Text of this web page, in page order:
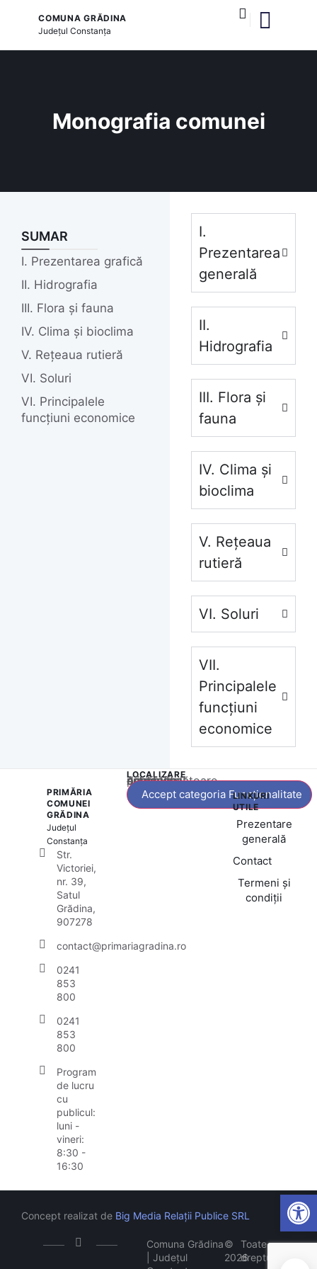
COMUNA GRĂDINA
JudețulConstanța
Monografia comunei
SUMAR
I. Prezentarea grafică
II. Hidrografia
III. Flora și fauna
IV. Clima și bioclima
V. Rețeaua rutieră
VI. Soluri
VI. Principalele
funcțiuni economice
I.
Prezentarea
generală
II.
Hidrografia
III. Flora și
fauna
IV. Clima și
bioclima
V. Rețeaua
rutieră
VI. Soluri
VII.
Principalele
funcțiuni
economice
PRIMĂRIA
COMUNEI
GRĂDINA
Județul
Constanța
Str.
Victoriei,
nr. 39,
Satul
Grădina,
907278
contact@primariagradina.ro
0241
853
800
0241
853
800
Program
de lucru
cu
publicul:
luni -
vineri:
8:30 -
16:30
LOCALIZARE
Acest conținut este blocat până când acceptați categoria corespunzătoare de cookie-uri.
Accept categoria Funcționalitate
LINKURI
UTILE
Prezentare
generală
Contact
Termeni și
condiții
Comuna Grădina
| Județul
©
2026
Toate
drepturile
Concept realizat de Big Media Relații Publice SRL